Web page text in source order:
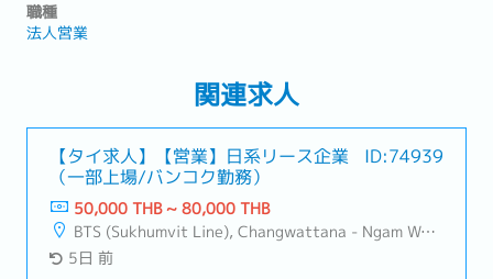
職種
法人営業
関連求人
【タイ求人】【営業】日系リース企業
（一部上場/バンコク勤務）
ID:74939
50,000 THB ~ 80,000 THB
BTS (Sukhumvit Line), Changwattana - Ngam Wong Wan, Lat Phrao, Din Daeng/Vibhavadi/Don Muang, Sai Mai
5日 前